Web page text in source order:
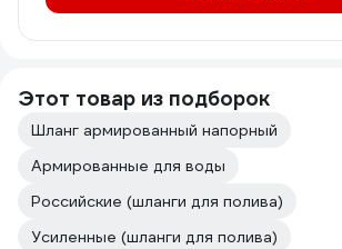
Этот товар из подборок
Шланг армированный напорный
Армированные для воды
Российские (шланги для полива)
Усиленные (шланги для полива)